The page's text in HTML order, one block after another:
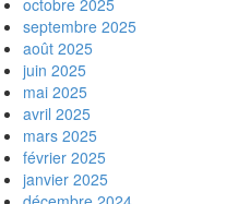
octobre 2025
septembre 2025
août 2025
juin 2025
mai 2025
avril 2025
mars 2025
février 2025
janvier 2025